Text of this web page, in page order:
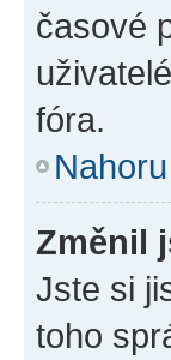
časové
fóra.
Nahoru
Změnil
Jste si
toho